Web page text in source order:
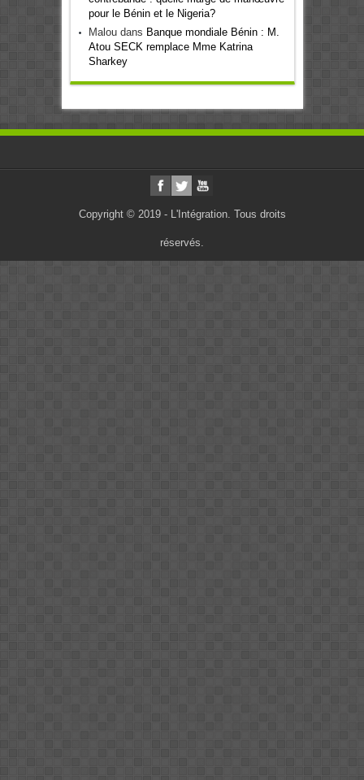
pour le Bénin et le Nigeria?
Maloudans Banque mondiale Bénin : M.
Atou SECK remplace Mme Katrina
Sharkey
Copyright © 2019 - L'Intégration. Tous droits
réservés.